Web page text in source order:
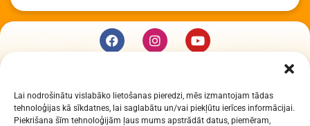
Lai nodrošinātu vislabāko lietošanas pieredzi, mēs izmantojam tādas
tehnoloģijas kā sīkdatnes, lai saglabātu un/vai piekļūtu ierīces informācijai.
Piekrišana šīm tehnoloģijām ļaus mums apstrādāt datus, piemēram,
Daugavpils Zinātņu vidusskola
Raiņa iela 30, Daugavpils, LV-5401